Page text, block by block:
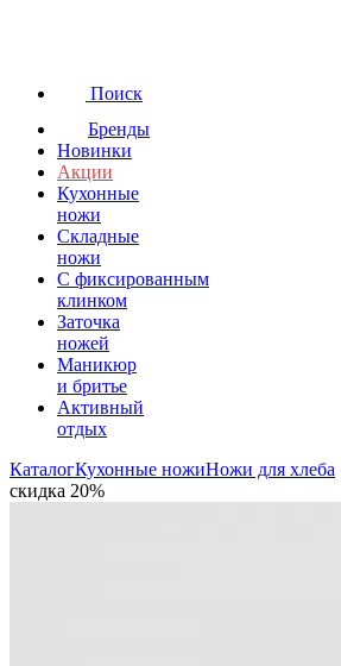
Поиск
Бренды
Новинки
Акции
Кухонные
ножи
Складные
ножи
C фиксированным
клинком
Заточка
ножей
Маникюр
и бритье
Активный
отдых
КаталогКухонные ножиНожи для хлеба
скидка 20%